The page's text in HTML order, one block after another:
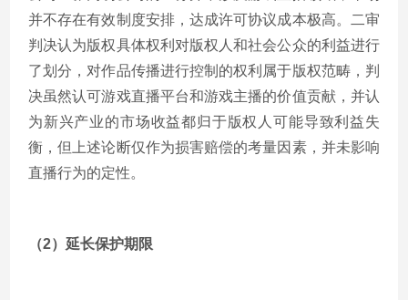
并不存在有效制度安排，达成许可协议成本极高。二审
判决认为版权具体权利对版权人和社会公众的利益进行
了划分，对作品传播进行控制的权利属于版权范畴，判
决虽然认可游戏直播平台和游戏主播的价值贡献，并认
为新兴产业的市场收益都归于版权人可能导致利益失
衡，但上述论断仅作为损害赔偿的考量因素，并未影响
直播行为的定性。
（2）延长保护期限